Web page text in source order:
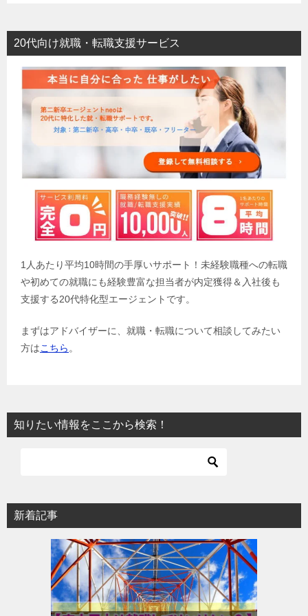
20代向け就職・転職支援サービス
1人あたり平均10時間の手厚いサポート！未経験職種への転職
や初めての就職にも経験豊富な担当者が内定獲得＆入社後も
支援する20代特化型エージェントです。
まずはアドバイザーに、就職・転職について相談してみたい
方はこちら 。
知りたい情報をここから検索！
新着記事